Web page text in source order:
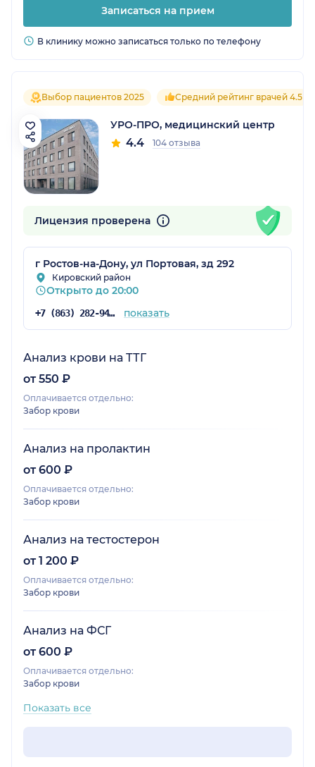
Записаться на прием
В клинику можно записаться только по телефону
Выбор пациентов 2025 Средний рейтинг врачей 4.5
УРО-ПРО, медицинский центр
4.4 104 отзыва
Лицензия проверена
г Ростов-на-Дону, ул Портовая, зд 292
Кировский район
Открыто до 20:00
+7 (863) 282-94-46 показать
Анализ крови на ТТГ
от 550 ₽
Оплачивается отдельно:
Забор крови
Анализ на пролактин
от 600 ₽
Оплачивается отдельно:
Забор крови
Анализ на тестостерон
от 1 200 ₽
Оплачивается отдельно:
Забор крови
Анализ на ФСГ
от 600 ₽
Оплачивается отдельно:
Забор крови
Показать все